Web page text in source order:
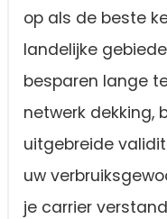
op als de beste
landelijke
besparen lange
netwerk dekking,
uitgebreide
uw
je carrier